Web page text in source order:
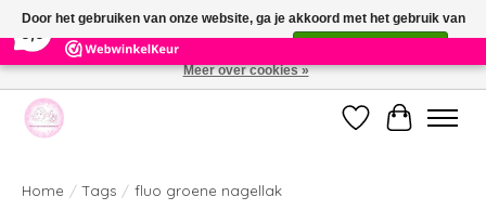
391 Reviews ×
Welkom bij de nieuwe webshop van Parfumerie Marie Rose
Verlanglijst
Home / Tags / fluo groene nagellak
Door het gebruiken van onze website, ga je akkoord met het gebruik van
cookies om onze website te verbeteren.
Meer over cookies »